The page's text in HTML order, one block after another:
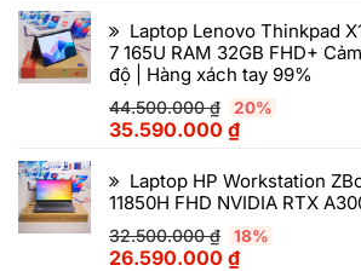
Laptop Lenovo Thinkpad
7 165U RAM 32GB FHD+
độ | Hàng xách tay 99%
44.500.000₫ 20%
35.590.000 ₫
Laptop HP Workstation
11850H FHD NVIDIA RTX
32.500.000₫ 18%
26.590.000 ₫